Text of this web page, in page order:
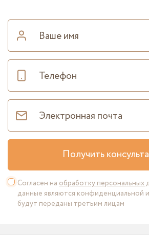
Получить
Согласен на обработку персональных
данные являются конфиденциальной
будут переданы третьим лицам